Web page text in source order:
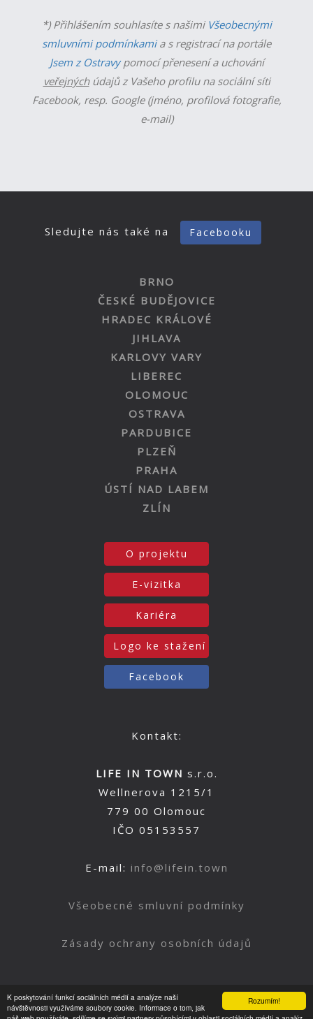
Rozumím!
K poskytování funkcí sociálních médií a analýze naší
návštěvnosti využíváme soubory cookie. Informace o tom, jak
*) Přihlášením souhlasíte s našimi Všeobecnými
smluvními podmínkamia s registrací na portále
Jsem z Ostravypomocí přenesení a uchování
veřejnýchúdajů z Vašeho profilu na sociální síti
Facebook, resp. Google (jméno, profilová fotografie,
e-mail)
Sledujte nás také na Facebooku
BRNO
ČESKÉ BUDĚJOVICE
HRADEC KRÁLOVÉ
JIHLAVA
KARLOVY VARY
LIBEREC
OLOMOUC
OSTRAVA
PARDUBICE
PLZEŇ
PRAHA
ÚSTÍ NAD LABEM
ZLÍN
O projektu
E-vizitka
Kariéra
Logo ke stažení
Facebook
Kontakt:
LIFE IN TOWN s.r.o.
Wellnerova 1215/1
779 00 Olomouc
IČO 05153557
E-mail: info@lifein.town
Všeobecné smluvní podmínky
Zásady ochrany osobních údajů
Nahoru